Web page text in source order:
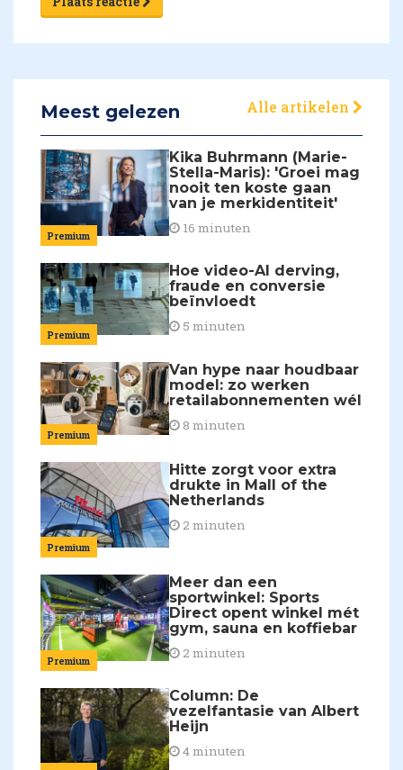
Meest gelezen Alle artikelen
Premium
Kika Buhrmann (Marie-
Stella-Maris): 'Groei mag
nooit ten koste gaan
van je merkidentiteit'
16 minuten
Premium
Hoe video-AI derving,
fraude en conversie
beïnvloedt
5 minuten
Premium
Van hype naar houdbaar
model: zo werken
retailabonnementen wél
8 minuten
Premium
Hitte zorgt voor extra
drukte in Mall of the
Netherlands
2 minuten
Premium
Meer dan een
sportwinkel: Sports
Direct opent winkel mét
gym, sauna en koffiebar
2 minuten
Column: De
vezelfantasie van Albert
Heijn
4 minuten